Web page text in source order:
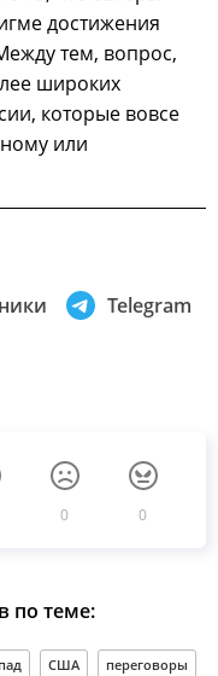
достижения
тем, вопрос,
широких
которые вовсе
или
Telegram
0 0
по теме:
США переговоры